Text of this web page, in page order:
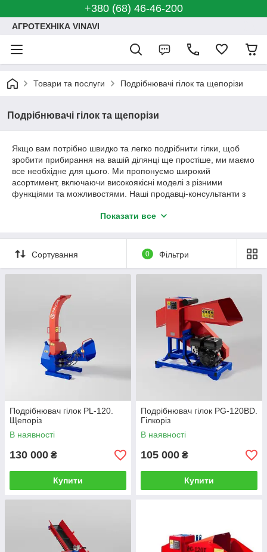
+380 (68) 46-46-200
АГРОТЕХНІКА VINAVI
Товари та послуги Подрібнювачі гілок та щепорізи
Подрібнювачі гілок та щепорізи
Якщо вам потрібно швидко та легко подрібнити гілки, щоб
зробити прибирання на вашій ділянці ще простіше, ми маємо
все необхідне для цього. Ми пропонуємо широкий
асортимент, включаючи високоякісні моделі з різними
функціями та можливостями. Наші продавці-консультанти з
забезпечити найбільше задоволення та користь від вашого
Показати все
Сортування 0 Фільтри
Подрібнювач гілок PL-120.
Щепоріз
В наявності
130 000 ₴
Купити
Подрібнювач гілок PG-120BD.
Гілкоріз
В наявності
105 000 ₴
Купити